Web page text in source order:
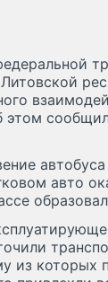
этом
авто
из которых